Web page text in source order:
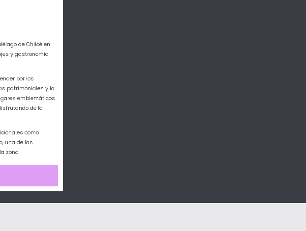
deChiloéen
y gastronomía
por los
patrimoniales y la
emblemáticos
de la
como
una de las
zona.